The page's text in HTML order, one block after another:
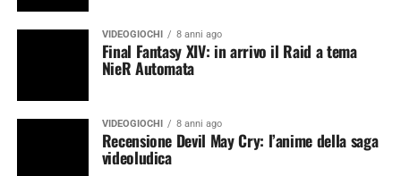
VIDEOGIOCHI 8 anni ago
Final Fantasy XIV: in arrivo il Raid a tema
NieR Automata
VIDEOGIOCHI 8 anni ago
Recensione Devil May Cry: l’anime della saga
videoludica